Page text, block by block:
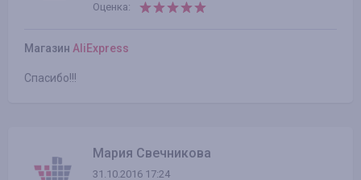
Оценка:
Магазин AliExpress
Спасибо!!!
Мария Свечникова
31.10.2016 17:24